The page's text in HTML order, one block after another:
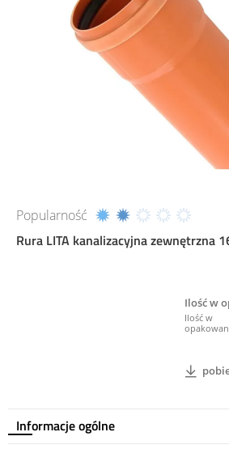
Popularność
Rura LITA kanalizacyjna zewnętrzna
Informacje ogólne
Ilość w